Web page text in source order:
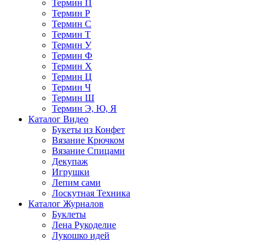
Термин П
Термин Р
Термин С
Термин Т
Термин У
Термин Ф
Термин Х
Термин Ц
Термин Ч
Термин Ш
Термин Э, Ю, Я
Каталог Видео
Букеты из Конфет
Вязание Крючком
Вязание Спицами
Декупаж
Игрушки
Лепим сами
Лоскутная Техника
Каталог Журналов
Буклеты
Лена Рукоделие
Лукошко идей